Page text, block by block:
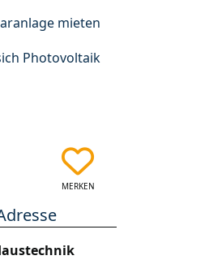
mieten
Photovoltaik
MERKEN